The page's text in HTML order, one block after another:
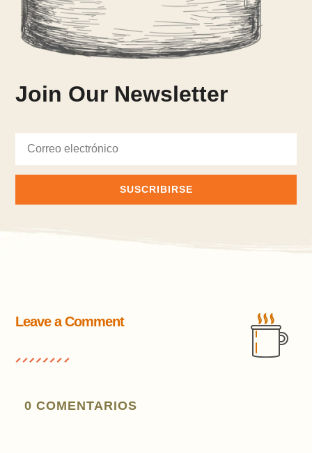
Join Our Newsletter
SUSCRIBIRSE
Leave a Comment
0 COMENTARIOS